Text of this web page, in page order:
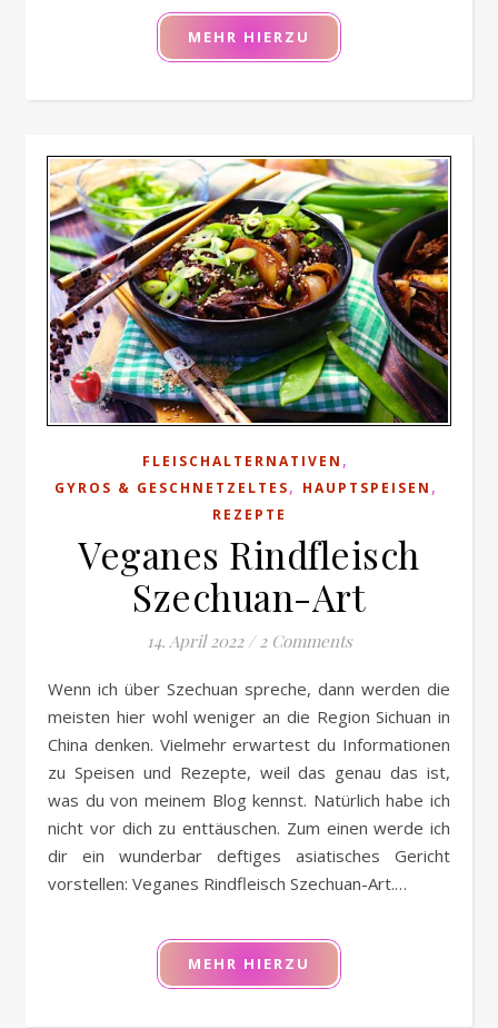
MEHR HIERZU
FLEISCHALTERNATIVEN ,
GYROS & GESCHNETZELTES, HAUPTSPEISEN ,
REZEPTE
Veganes Rindfleisch
Szechuan-Art
14. April 2022 / 2 Comments
Wenn ich über Szechuan spreche, dann werden die
meisten hier wohl weniger an die Region Sichuan in
China denken. Vielmehr erwartest du Informationen
zu Speisen und Rezepte, weil das genau das ist,
was du von meinem Blog kennst. Natürlich habe ich
nicht vor dich zu enttäuschen. Zum einen werde ich
dir ein wunderbar deftiges asiatisches Gericht
vorstellen: Veganes Rindfleisch Szechuan-Art.…
MEHR HIERZU